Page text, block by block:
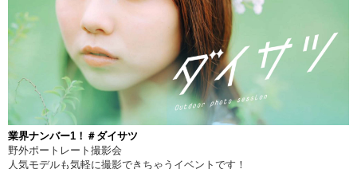
業界ナンバー1！＃ダイサツ
野外ポートレート撮影会
人気モデルも気軽に撮影できちゃうイベントです！